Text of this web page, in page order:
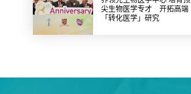
尖生物医学专才 开拓高端
「转化医学」研究